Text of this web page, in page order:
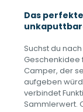
Das
Suchst du
Geschenkidee
Camper, der
aufgeben
verbindet
Sammlerwert.